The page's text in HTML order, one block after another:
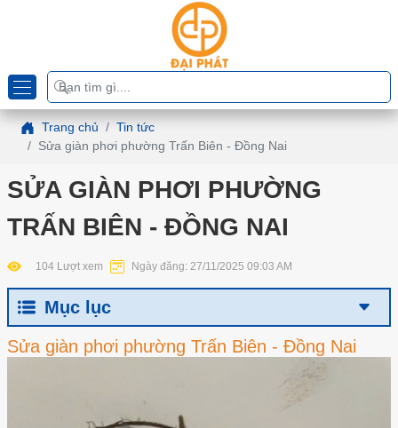
Trang chủ
Tin tức
Sửa giàn phơi phường Trấn Biên - Đồng Nai
SỬA GIÀN PHƠI PHƯỜNG
TRẤN BIÊN - ĐỒNG NAI
104 Lượt xem Ngày đăng: 27/11/2025 09:03 AM
Mục lục
Sửa giàn phơi phường Trấn Biên - Đồng Nai